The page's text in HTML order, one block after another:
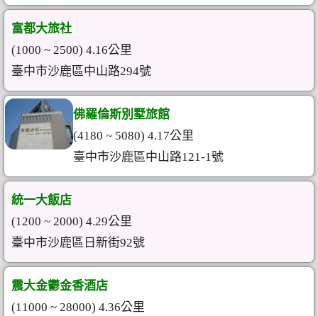
富都大旅社
(1000 ~ 2500) 4.16公里
臺中市沙鹿區中山路294號
佛羅倫斯別墅旅館
(4180 ~ 5080) 4.17公里
臺中市沙鹿區中山路121-1號
統一大飯店
(1200 ~ 2000) 4.29公里
臺中市沙鹿區日新街92號
震大金鬱金香酒店
(11000 ~ 28000) 4.36公里